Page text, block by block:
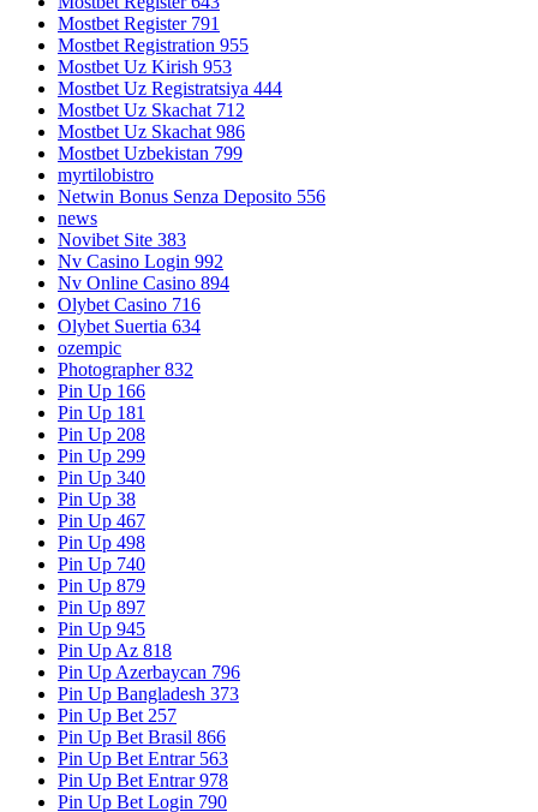
Mostbet Register 791
Mostbet Registration 955
Mostbet Uz Kirish 953
Mostbet Uz Registratsiya 444
Mostbet Uz Skachat 712
Mostbet Uz Skachat 986
Mostbet Uzbekistan 799
myrtilobistro
Netwin Bonus Senza Deposito 556
news
Novibet Site 383
Nv Casino Login 992
Nv Online Casino 894
Olybet Casino 716
Olybet Suertia 634
ozempic
Photographer 832
Pin Up 166
Pin Up 181
Pin Up 208
Pin Up 299
Pin Up 340
Pin Up 38
Pin Up 467
Pin Up 498
Pin Up 740
Pin Up 879
Pin Up 897
Pin Up 945
Pin Up Az 818
Pin Up Azerbaycan 796
Pin Up Bangladesh 373
Pin Up Bet 257
Pin Up Bet Brasil 866
Pin Up Bet Entrar 563
Pin Up Bet Entrar 978
Pin Up Bet Login 790